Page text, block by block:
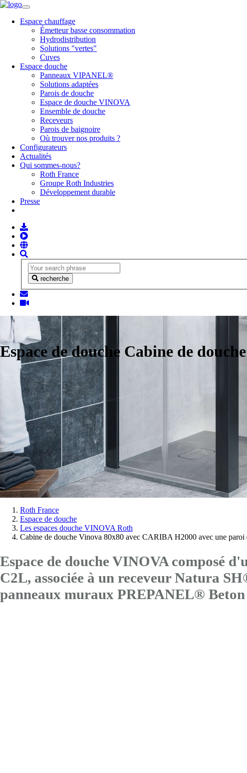
Espace chauffage
Émetteur basse consommation
Hydrodistribution
Solutions "vertes"
Cuves
Espace douche
Panneaux VIPANEL®
Solutions adaptées
Parois de douche
Espace de douche VINOVA
Ensemble de douche
Receveurs
Parois de baignoire
Où trouver nos produits ?
Configurateurs
Actualités
Qui sommes-nous?
Roth France
Groupe Roth Industries
Développement durable
Presse
recherche
Espace de douche Cabine de
Vous
êtes
Roth France
Espace de douche
Les espaces douche VINOVA Roth
Cabine de douche Vinova 80x80 avec CARIBA H2000 avec une paroi
Espace de douche VINOVA composé
C2L, associée à un receveur Natura
panneaux muraux PREPANEL®